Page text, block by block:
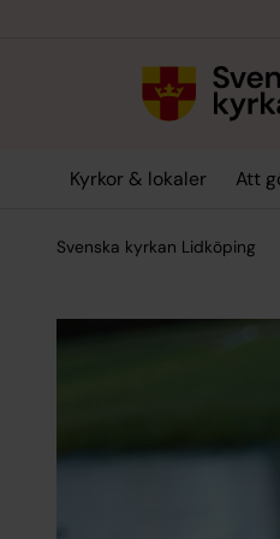
Kyrkor & lokaler Att
Svenska kyrkan Lidköping